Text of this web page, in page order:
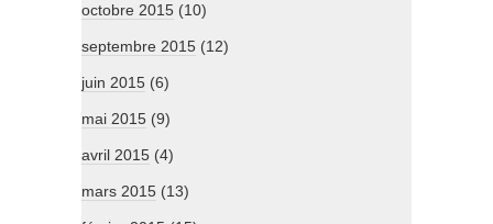
octobre 2015 (10)
septembre 2015 (12)
juin 2015 (6)
mai 2015 (9)
avril 2015 (4)
mars 2015 (13)